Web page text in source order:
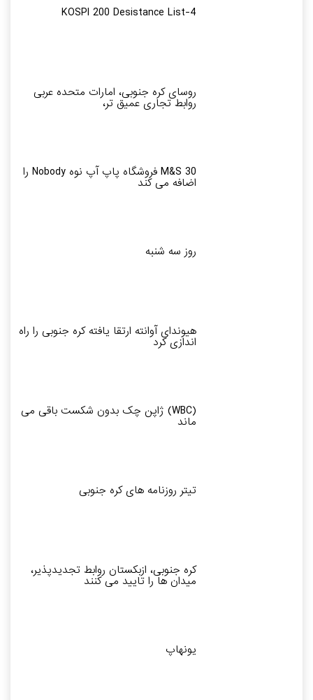
KOSPI 200 Desistance List-4
روسای کره جنوبی، امارات متحده عربی
روابط تجاری عمیق تر،
M&S 30 فروشگاه پاپ آپ نوه Nobody را
اضافه می کند
روز سه شنبه
هیوندای آوانته ارتقا یافته کره جنوبی را راه
اندازی کرد
(WBC) ژاپن چک بدون شکست باقی می
ماند
تیتر روزنامه های کره جنوبی
کره جنوبی، ازبکستان روابط تجدیدپذیر،
میدان ها را تایید می کنند
یونهاپ